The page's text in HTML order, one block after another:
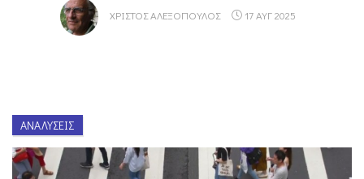
ΧΡΊΣΤΟΣ ΑΛΕΞΌΠΟΥΛΟΣ 17 ΑΥΓ 2025
ΑΝΑΛΎΣΕΙΣ